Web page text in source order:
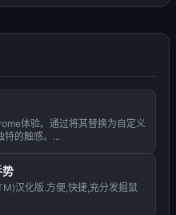
体验。通过将其替换为自定义
特的触感。...
汉化版.方便,快捷,充分发掘鼠